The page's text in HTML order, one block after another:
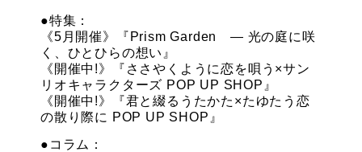
●特集：
《5月開催》『Prism Garden ― 光の庭に咲
く、ひとひらの想い』
《開催中!》『ささやくように恋を唄う×サン
リオキャラクターズ POP UP SHOP』
《開催中!》『君と綴るうたかた×たゆたう恋
の散り際に POP UP SHOP』
●コラム：